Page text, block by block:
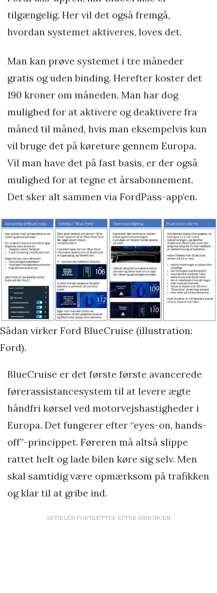
tilgængelig. Her vil det også fremgå,
hvordan systemet aktiveres, loves det.
Man kan prøve systemet i tre måneder
gratis og uden binding. Herefter koster det
190 kroner om måneden. Man har dog
mulighed for at aktivere og deaktivere fra
måned til måned, hvis man eksempelvis kun
vil bruge det på køreture gennem Europa.
Vil man have det på fast basis, er der også
mulighed for at tegne et årsabonnement.
Det sker alt sammen via FordPass-app’en.
Sådan virker Ford BlueCruise (illustration:
Ford).
BlueCruise er det første første avancerede
førerassistancesystem til at levere ægte
håndfri kørsel ved motorvejshastigheder i
Europa. Det fungerer efter “eyes-on, hands-
off”-princippet. Føreren må altså slippe
rattet helt og lade bilen køre sig selv. Men
skal samtidig være opmærksom på trafikken
og klar til at gribe ind.
ARTIKLEN FORTSÆTTER EFTER ANNONCEN